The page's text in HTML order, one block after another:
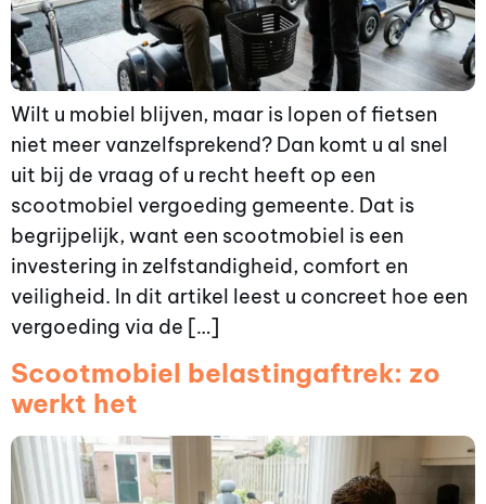
Wilt u mobiel blijven, maar is lopen of fietsen
niet meer vanzelfsprekend? Dan komt u al snel
uit bij de vraag of u recht heeft op een
scootmobiel vergoeding gemeente. Dat is
begrijpelijk, want een scootmobiel is een
investering in zelfstandigheid, comfort en
veiligheid. In dit artikel leest u concreet hoe een
vergoeding via de […]
Scootmobiel belastingaftrek: zo
werkt het